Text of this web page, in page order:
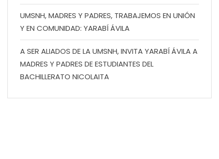
UMSNH, MADRES Y PADRES, TRABAJEMOS EN UNIÓN
Y EN COMUNIDAD: YARABÍ ÁVILA
A SER ALIADOS DE LA UMSNH, INVITA YARABÍ ÁVILA A
MADRES Y PADRES DE ESTUDIANTES DEL
BACHILLERATO NICOLAITA